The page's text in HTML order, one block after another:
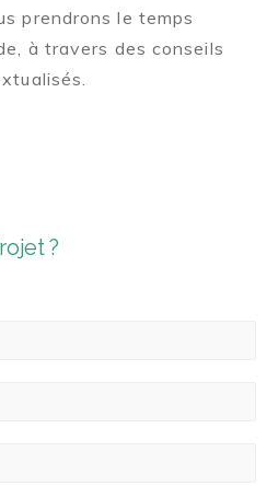
?
prendrons le temps
à travers des conseils